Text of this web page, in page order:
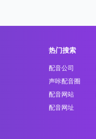
热门搜索
配音公司
声咔配音圈
配音网站
配音网址